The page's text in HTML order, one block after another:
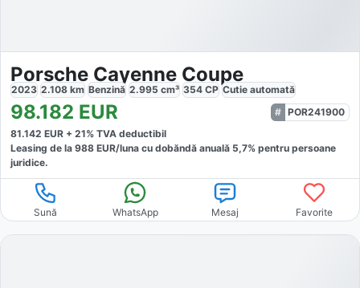
Porsche Cayenne Coupe
2023 2.108 km Benzină 2.995 cm³ 354 CP Cutie automată
98.182 EUR
POR241900
81.142 EUR + 21% TVA deductibil
Leasing de la 988 EUR/luna cu dobăndă anuală 5,7% pentru persoane
juridice.
Sună WhatsApp Mesaj Favorite